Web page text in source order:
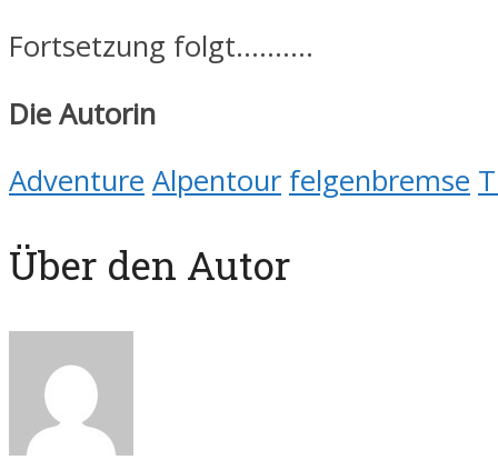
Fortsetzung folgt……….
Die Autorin
Adventure Alpentour felgenbremse
Über den Autor